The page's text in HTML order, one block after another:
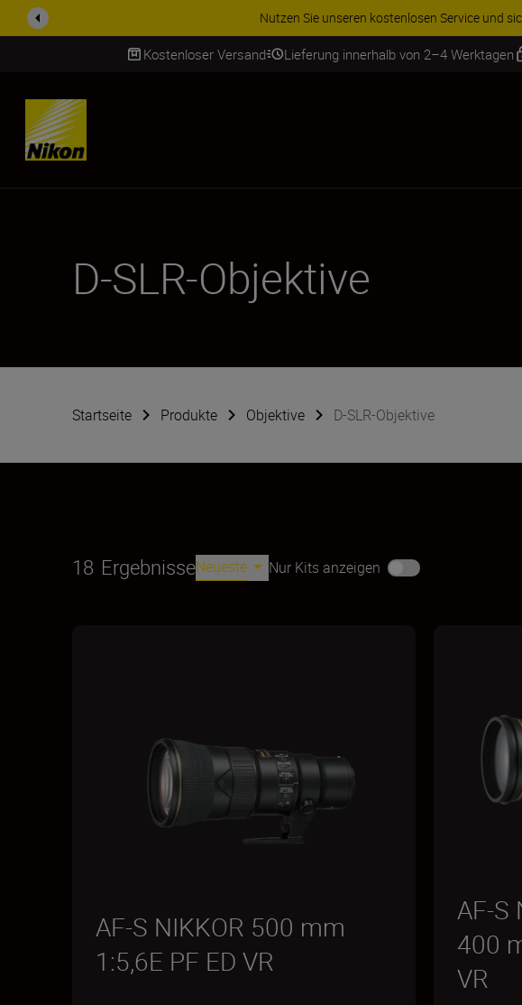
ZUBEHÖR IM ANGEBOT | Sparen Sie 15 %
Kostenloser Versand Lieferung innerhalb von 2–4 Werktagen
SKIP
D-SLR-Objektive
Startseite Produkte Objektive D-SLR-Objektive
18 ErgebnisseNeueste Nur Kits anzeigen
AF-S NIKKOR 500 mm
1:5,6E PF ED VR
AF-S
400
VR